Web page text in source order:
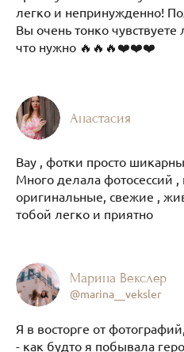
легко и непринужденно!
Вы очень тонко
что нужно 🔥🔥🔥❤️❤️❤️
Анастасия
Вау , фотки просто
Много делала фотосессий ,
оригинальные, свежие ,
тобой легко и приятно
Марина Векслер
@marina__veksler
Я в восторге от
- как будто я побывала